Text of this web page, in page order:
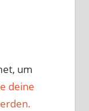
um
deine